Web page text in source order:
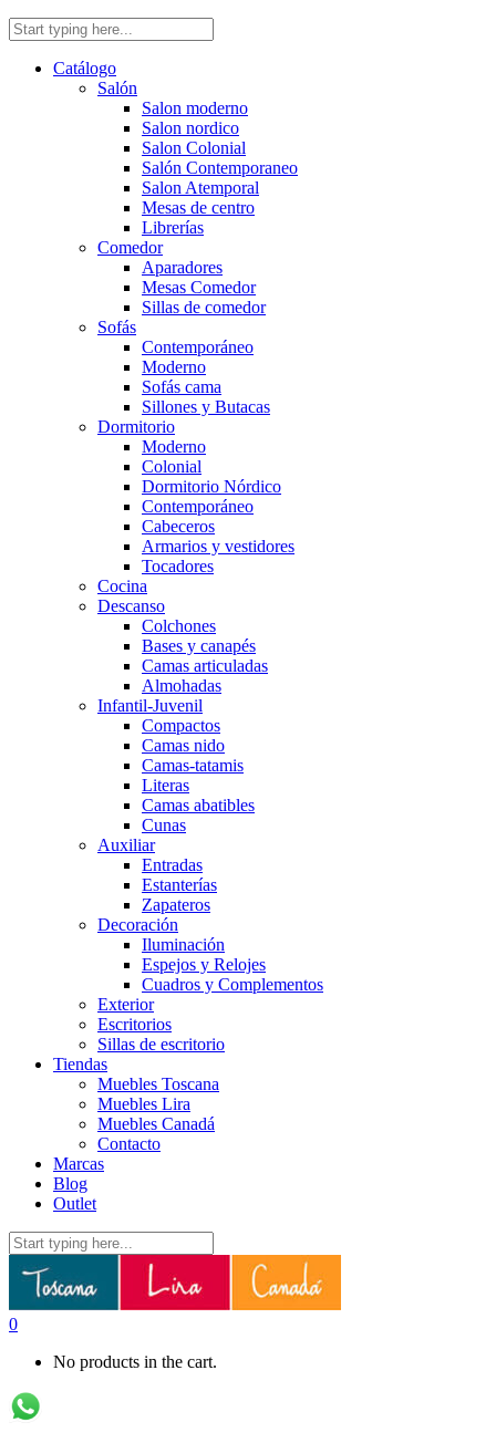
Catálogo
Salón
Salon moderno
Salon nordico
Salon Colonial
Salón Contemporaneo
Salon Atemporal
Mesas de centro
Librerías
Comedor
Aparadores
Mesas Comedor
Sillas de comedor
Sofás
Contemporáneo
Moderno
Sofás cama
Sillones y Butacas
Dormitorio
Moderno
Colonial
Dormitorio Nórdico
Contemporáneo
Cabeceros
Armarios y vestidores
Tocadores
Cocina
Descanso
Colchones
Bases y canapés
Camas articuladas
Almohadas
Infantil-Juvenil
Compactos
Camas nido
Camas-tatamis
Literas
Camas abatibles
Cunas
Auxiliar
Entradas
Estanterías
Zapateros
Decoración
Iluminación
Espejos y Relojes
Cuadros y Complementos
Exterior
Escritorios
Sillas de escritorio
Tiendas
Muebles Toscana
Muebles Lira
Muebles Canadá
Contacto
Marcas
Blog
Outlet
0
No products in the cart.